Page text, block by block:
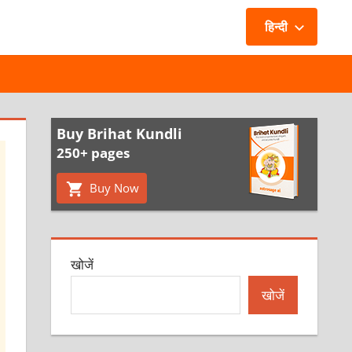
हिन्दी
Buy Brihat Kundli
250+ pages
Buy Now
खोजें
खोजें